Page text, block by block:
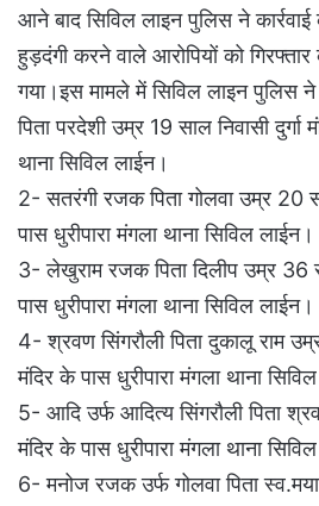
आने बाद सिविल लाइन पुलिस ने
हुड़दंगी करने वाले आरोपियों को
गया।इस मामले में सिविल लाइन पुलिस
पिता परदेशी उम्र 19 साल निवासी दुर्गा
थाना सिविल लाईन।
2- सतरंगी रजक पिता गोलवा उम्र 20
पास धुरीपारा मंगला थाना सिविल लाईन।
3- लेखुराम रजक पिता दिलीप उम्र 36
पास धुरीपारा मंगला थाना सिविल लाईन।
4- श्रवण सिंगरौली पिता दुकालू राम
मंदिर के पास धुरीपारा मंगला थाना
5- आदि उर्फ आदित्य सिंगरौली पिता
मंदिर के पास धुरीपारा मंगला थाना
6- मनोज रजक उर्फ गोलवा पिता